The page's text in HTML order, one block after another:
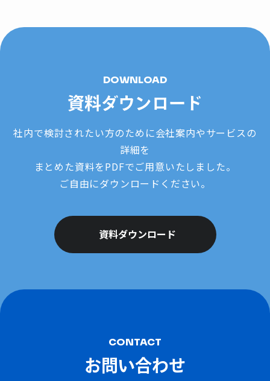
DOWNLOAD
資料ダウンロード
社内で検討されたい方のために会社案内やサービスの
詳細を
まとめた資料をPDFでご用意いたしました。
ご自由にダウンロードください。
資料ダウンロード
CONTACT
お問い合わせ